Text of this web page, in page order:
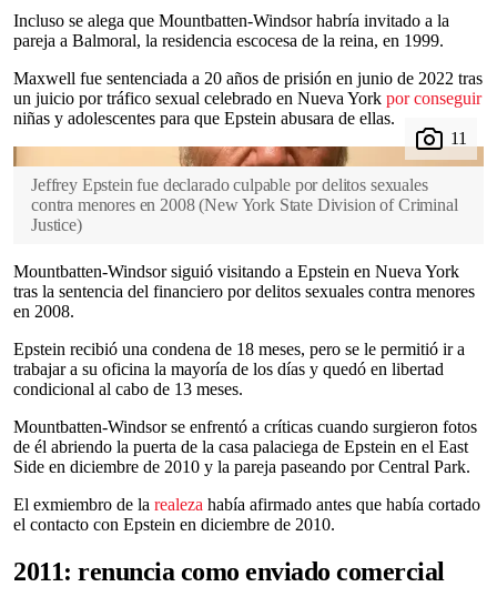
Incluso se alega que Mountbatten-Windsor habría invitado a la
pareja a Balmoral, la residencia escocesa de la reina, en 1999.
Maxwell fue sentenciada a 20 años de prisión en junio de 2022 tras
un juicio por tráfico sexual celebrado en Nueva York por conseguir
niñas y adolescentes para que Epstein abusara de ellas.
Jeffrey Epstein fue declarado culpable por delitos sexuales
contra menores en 2008 (New York State Division of Criminal
Justice)
Mountbatten-Windsor siguió visitando a Epstein en Nueva York
tras la sentencia del financiero por delitos sexuales contra menores
en 2008.
Epstein recibió una condena de 18 meses, pero se le permitió ir a
trabajar a su oficina la mayoría de los días y quedó en libertad
condicional al cabo de 13 meses.
Mountbatten-Windsor se enfrentó a críticas cuando surgieron fotos
de él abriendo la puerta de la casa palaciega de Epstein en el East
Side en diciembre de 2010 y la pareja paseando por Central Park.
El exmiembro de la realeza había afirmado antes que había cortado
el contacto con Epstein en diciembre de 2010.
2011: renuncia como enviado comercial